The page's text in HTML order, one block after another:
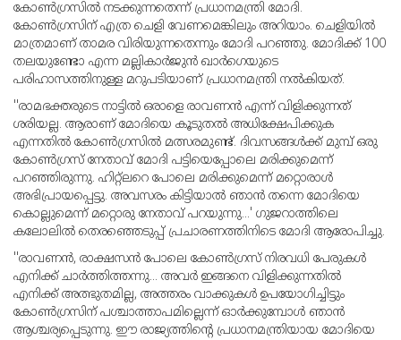
കോണ്‍ഗ്രസില്‍ നടക്കുന്നതെന്ന് പ്രധാനമന്ത്രി മോദി.
കോണ്‍ഗ്രസിന് എത്ര ചെളി വേണമെങ്കിലും അറിയാം. ചെളിയില്‍
മാത്രമാണ് താമര വിരിയുന്നതെന്നും മോദി പറഞ്ഞു. മോദിക്ക് 100
തലയുണ്ടോ എന്ന മല്ലികാര്‍ജുന്‍ ഖാര്‍ഗെയുടെ
പരിഹാസത്തിനുള്ള മറുപടിയാണ് പ്രധാനമന്ത്രി നല്‍കിയത്.
''രാമഭക്തരുടെ നാട്ടില്‍ ഒരാളെ രാവണന്‍ എന്ന് വിളിക്കുന്നത്
ശരിയല്ല. ആരാണ് മോദിയെ കൂടുതല്‍ അധിക്ഷേപിക്കുക
എന്നതില്‍ കോണ്‍ഗ്രസില്‍ മത്സരമുണ്ട്. ദിവസങ്ങള്‍ക്ക് മുമ്പ് ഒരു
കോണ്‍ഗ്രസ് നേതാവ് മോദി പട്ടിയെപ്പോലെ മരിക്കുമെന്ന്
പറഞ്ഞിരുന്നു. ഹിറ്റ്ലറെ പോലെ മരിക്കുമെന്ന് മറ്റൊരാള്‍
അഭിപ്രായപ്പെട്ടു. അവസരം കിട്ടിയാല്‍ ഞാന്‍ തന്നെ മോദിയെ
കൊല്ലുമെന്ന് മറ്റൊരു നേതാവ് പറയുന്നു...' ഗുജറാത്തിലെ
കലോലില്‍ തെരഞ്ഞെടുപ്പ് പ്രചാരണത്തിനിടെ മോദി ആരോപിച്ചു.
''രാവണന്‍, രാക്ഷസന്‍ പോലെ കോണ്‍ഗ്രസ് നിരവധി പേരുകള്‍
എനിക്ക് ചാര്‍ത്തിത്തന്നു... അവര്‍ ഇങ്ങനെ വിളിക്കുന്നതില്‍
എനിക്ക് അത്ഭുതമില്ല, അത്തരം വാക്കുകള്‍ ഉപയോഗിച്ചിട്ടും
കോണ്‍ഗ്രസിന് പശ്ചാത്താപമില്ലെന്ന് ഓര്‍ക്കുമ്പോള്‍ ഞാന്‍
ആശ്ചര്യപ്പെടുന്നു. ഈ രാജ്യത്തിന്റെ പ്രധാനമന്ത്രിയായ മോദിയെ